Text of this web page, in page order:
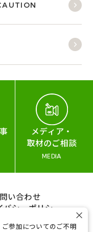
メディア・
取材のご相談
MEDIA
い合わせ
バシーポリシー
ご参加についてのご不明
×